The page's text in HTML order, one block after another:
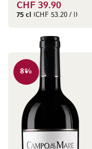
CHF 39.90
75 cl (CHF 53.20 / l)
8%